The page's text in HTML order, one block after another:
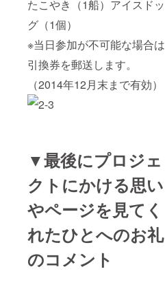
たこやき（1船）アイスドッ
グ（1個）
※当日参加が不可能な場合は
引換券を郵送します。
（2014年12月末まで有効）
▼最後にプロジェ
クトにかける思い
やページを見てく
れたひとへのお礼
のコメント